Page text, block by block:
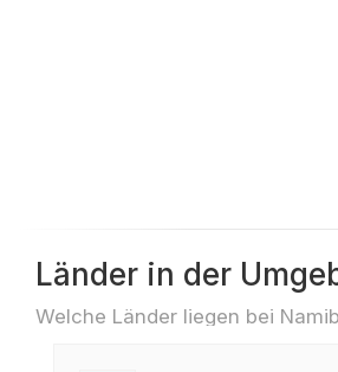
Länder in der